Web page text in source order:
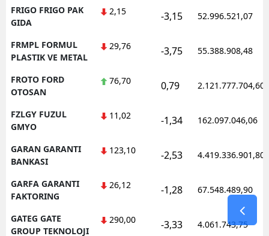
FRIGO FRIGO PAK
GIDA
2,15 -3,15 52.996.521,07
FRMPL FORMUL
PLASTIK VE METAL
29,76 -3,75 55.388.908,48
FROTO FORD
OTOSAN
76,70 0,79 2.121.777.704,60
FZLGY FUZUL
GMYO
11,02 -1,34 162.097.046,06
GARAN GARANTI
BANKASI
123,10 -2,53 4.419.336.901,80
GARFA GARANTI
FAKTORING
26,12 -1,28 67.548.489,90
GATEG GATE
GROUP TEKNOLOJI
290,00 -3,33 4.061.743,75